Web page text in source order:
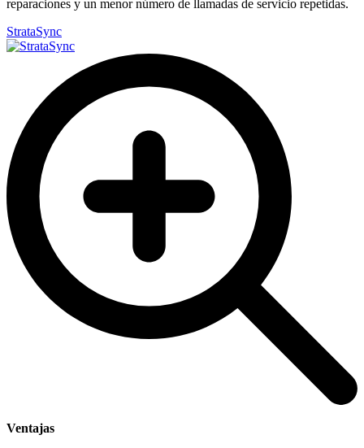
reparaciones y un menor número de llamadas de servicio repetidas.
StrataSync
Ventajas